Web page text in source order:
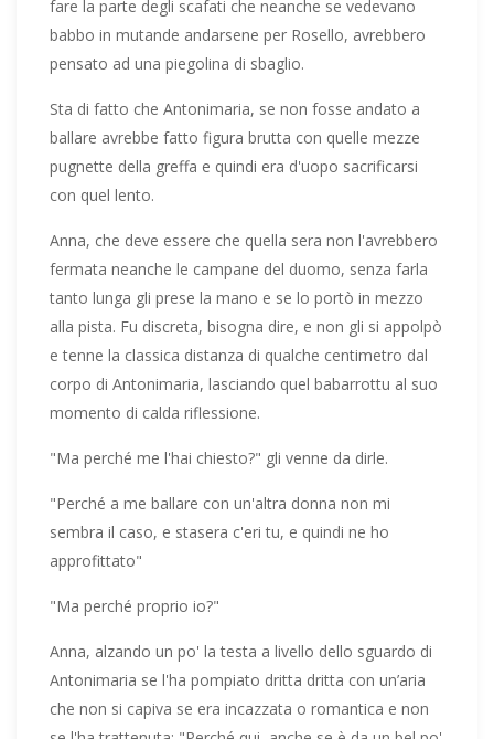
fare la parte degli scafati che neanche se vedevano
babbo in mutande andarsene per Rosello, avrebbero
pensato ad una piegolina di sbaglio.
Sta di fatto che Antonimaria, se non fosse andato a
ballare avrebbe fatto figura brutta con quelle mezze
pugnette della greffa e quindi era d'uopo sacrificarsi
con quel lento.
Anna, che deve essere che quella sera non l'avrebbero
fermata neanche le campane del duomo, senza farla
tanto lunga gli prese la mano e se lo portò in mezzo
alla pista. Fu discreta, bisogna dire, e non gli si appolpò
e tenne la classica distanza di qualche centimetro dal
corpo di Antonimaria, lasciando quel babarrottu al suo
momento di calda riflessione.
"Ma perché me l'hai chiesto?" gli venne da dirle.
"Perché a me ballare con un'altra donna non mi
sembra il caso, e stasera c'eri tu, e quindi ne ho
approfittato"
"Ma perché proprio io?"
Anna, alzando un po' la testa a livello dello sguardo di
Antonimaria se l'ha pompiato dritta dritta con un’aria
che non si capiva se era incazzata o romantica e non